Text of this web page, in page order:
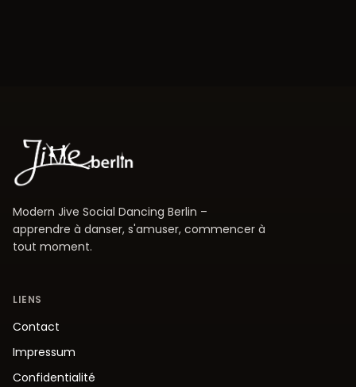
Modern Jive Social Dancing Berlin –
apprendre à danser, s'amuser, commencer à
tout moment.
LIENS
Contact
Impressum
Confidentialité